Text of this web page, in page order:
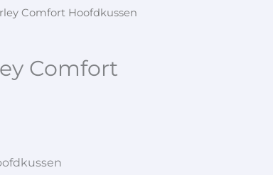
Comfort Hoofdkussen
Comfort